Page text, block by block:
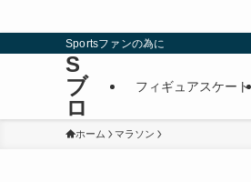
Sportsファンの為に
S
ブ
ロ
フィギュアスケート
ホーム マラソン